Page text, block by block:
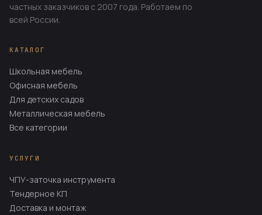
частных заказчиков с 2007 года. Работаем по
всей России.
КАТАЛОГ
Школьная мебель
Офисная мебель
Для детских садов
Металлическая мебель
Все категории
УСЛУГИ
ЧПУ-заточка инструмента
Тендерное КП
Доставка и монтаж